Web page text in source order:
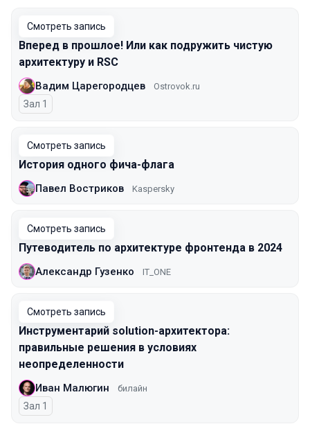
Смотреть запись
Вперед в прошлое! Или как подружить чистую
архитектуру и RSC
Вадим Царегородцев Ostrovok.ru
Зал 1
Смотреть запись
История одного фича-флага
Павел Востриков Kaspersky
Смотреть запись
Путеводитель по архитектуре фронтенда в 2024
Александр Гузенко IT_ONE
Смотреть запись
Инструментарий solution-архитектора:
правильные решения в условиях
неопределенности
Иван Малюгин билайн
Зал 1